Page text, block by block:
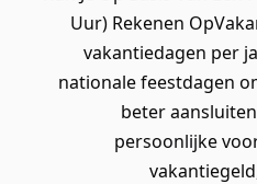
Uur) Rekenen
vakantiedagen per
nationale feestdagen
beter
persoonlijke